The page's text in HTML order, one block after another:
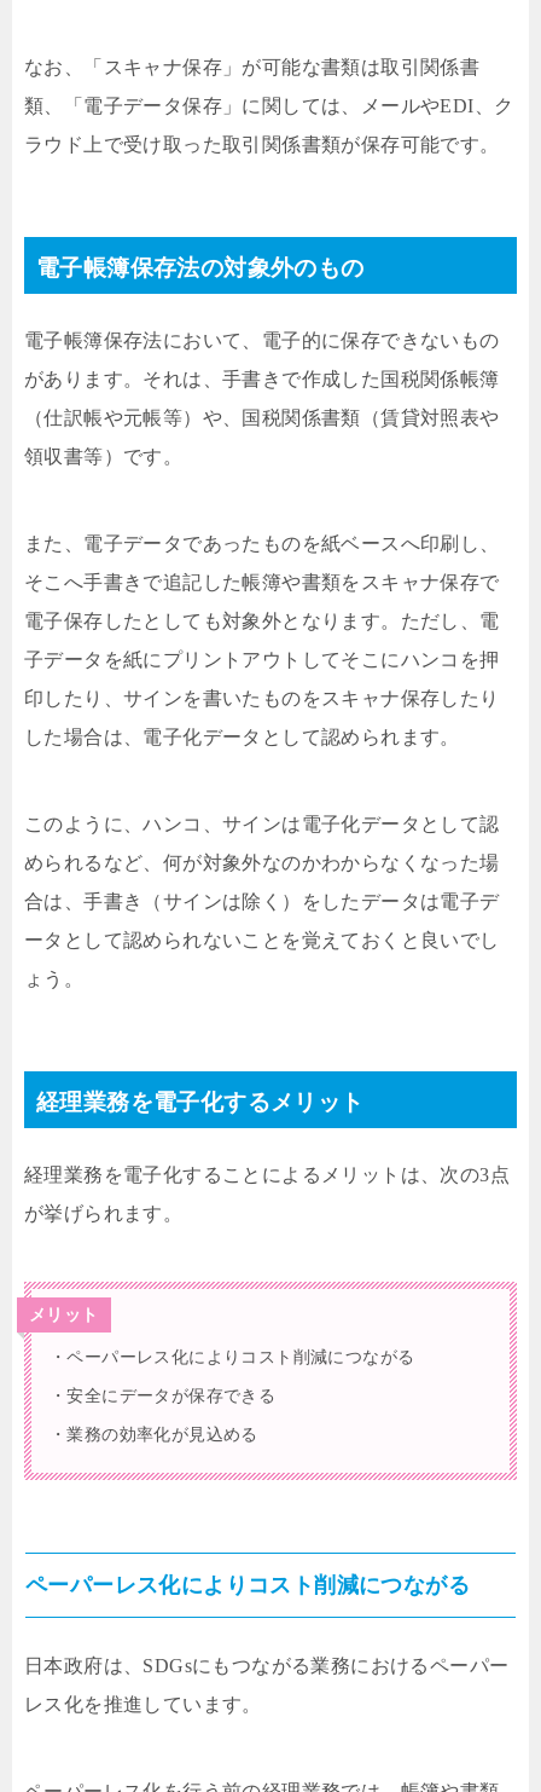
なお、「スキャナ保存」が可能な書類は取引関係書
類、「電子データ保存」に関しては、メールやEDI、ク
ラウド上で受け取った取引関係書類が保存可能です。
電子帳簿保存法の対象外のもの
電子帳簿保存法において、電子的に保存できないもの
があります。それは、手書きで作成した国税関係帳簿
（仕訳帳や元帳等）や、国税関係書類（賃貸対照表や
領収書等）です。
また、電子データであったものを紙ベースへ印刷し、
そこへ手書きで追記した帳簿や書類をスキャナ保存で
電子保存したとしても対象外となります。ただし、電
子データを紙にプリントアウトしてそこにハンコを押
印したり、サインを書いたものをスキャナ保存したり
した場合は、電子化データとして認められます。
このように、ハンコ、サインは電子化データとして認
められるなど、何が対象外なのかわからなくなった場
合は、手書き（サインは除く）をしたデータは電子デ
ータとして認められないことを覚えておくと良いでし
ょう。
経理業務を電子化するメリット
経理業務を電子化することによるメリットは、次の3点
が挙げられます。
メリット
・ペーパーレス化によりコスト削減につながる
・安全にデータが保存できる
・業務の効率化が見込める
ペーパーレス化によりコスト削減につながる
日本政府は、SDGsにもつながる業務におけるペーパー
レス化を推進しています。